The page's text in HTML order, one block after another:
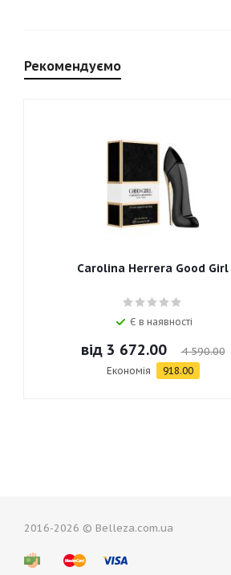
Рекомендуємо
Carolina Herrera Good Girl
Є в наявності
від 3 672.00 4 590.00
Економія 918.00
2016-2026 © Belleza.com.ua